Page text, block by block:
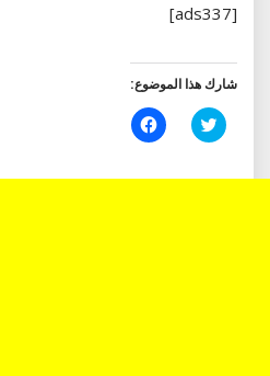
[ads337]
شارك هذا الموضوع:
اضغط
للمشاركة
(فتح
انقر
للمشاركة
(فتح